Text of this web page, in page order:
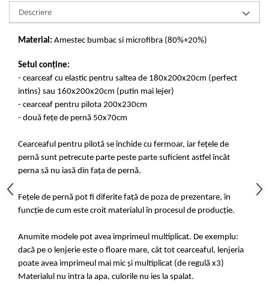
Lenjerii pentru PASTE
Set Lenjerie + Draperii Pat Dublu
Descriere
Material: Amestec bumbac si microfibra (80%+20%)
Setul conține:
- cearceaf cu elastic pentru saltea de 180x200x20cm (perfect
intins) sau 160x200x20cm (putin mai lejer)
- cearceaf pentru pilota 200x230cm
- două fețe de pernă 50x70cm
Cearceaful pentru pilotă se închide cu fermoar, iar fețele de
pernă sunt petrecute parte peste parte suficient astfel încât
perna să nu iasă din fața de pernă.
Fețele de pernă pot fi diferite față de poza de prezentare, în
funcție de cum este croit materialul în procesul de producție.
Anumite modele pot avea imprimeul multiplicat. De exemplu:
dacă pe o lenjerie este o floare mare, cât tot cearceaful, lenjeria
poate avea imprimeul mai mic și multiplicat (de regulă x3)
Materialul nu intra la apa, culorile nu ies la spalat.